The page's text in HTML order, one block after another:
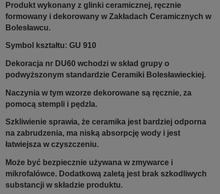
Produkt wykonany z glinki ceramicznej, ręcznie
formowany i dekorowany w Zakładach Ceramicznych w
Bolesławcu.
Symbol kształtu: GU 910
Dekoracja nr DU60 wchodzi w skład grupy o
podwyższonym standardzie Ceramiki Bolesławieckiej.
Naczynia w tym wzorze dekorowane są ręcznie, za
pomocą stempli i pędzla.
Szkliwienie sprawia, że ceramika jest bardziej odporna
na zabrudzenia, ma niską absorpcję wody i jest
łatwiejsza w czyszczeniu.
Może być bezpiecznie używana w zmywarce i
mikrofalówce. Dodatkową zaletą jest brak szkodliwych
substancji w składzie produktu.